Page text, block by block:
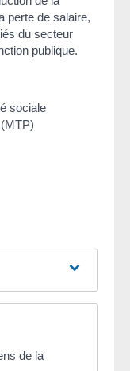
perte de salaire,
du secteur
publique.
sociale
de la